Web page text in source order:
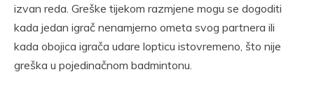
izvan reda. Greške tijekom razmjene mogu se dogoditi
kada jedan igrač nenamjerno ometa svog partnera ili
kada obojica igrača udare lopticu istovremeno, što nije
greška u pojedinačnom badmintonu.